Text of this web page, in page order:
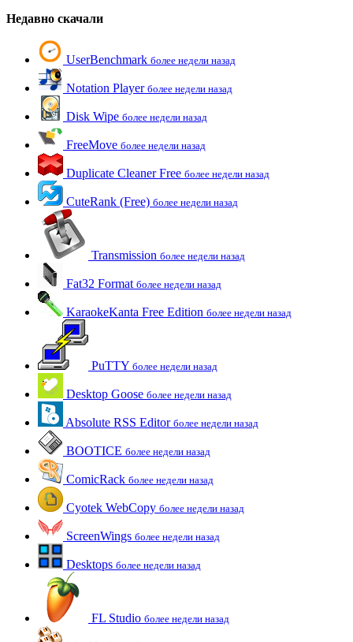
Недавно скачали
UserBenchmark более недели назад
Notation Player более недели назад
Disk Wipe более недели назад
FreeMove более недели назад
Duplicate Cleaner Free более недели назад
CuteRank (Free) более недели назад
Transmission более недели назад
Fat32 Format более недели назад
KaraokeKanta Free Edition более недели назад
PuTTY более недели назад
Desktop Goose более недели назад
Absolute RSS Editor более недели назад
BOOTICE более недели назад
ComicRack более недели назад
Cyotek WebCopy более недели назад
ScreenWings более недели назад
Desktops более недели назад
FL Studio более недели назад